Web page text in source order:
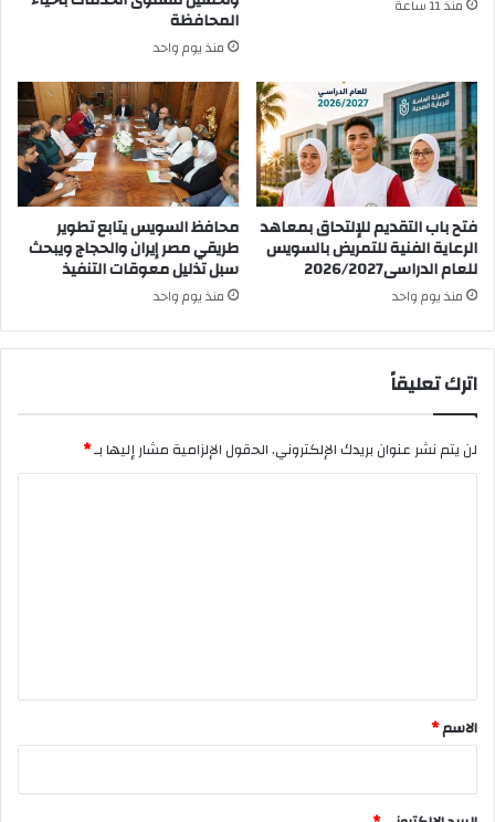
منذ 11 ساعة
المحافظة
منذ يوم واحد
فتح باب التقديم للإلتحاق بمعاهد
الرعاية الفنية للتمريض بالسويس
للعام الدراسى2026/2027
منذ يوم واحد
محافظ السويس يتابع تطوير
طريقي مصر إيران والحجاج ويبحث
سبل تذليل معوقات التنفيذ
منذ يوم واحد
اترك تعليقاً
لن يتم نشر عنوان بريدك الإلكتروني.الحقول الإلزامية مشار إليها بـ*
*
الاسم*